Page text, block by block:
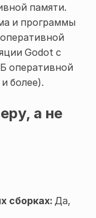
памяти.
и программы
Godot с
оперативной
более).
а не
сборках:Да,